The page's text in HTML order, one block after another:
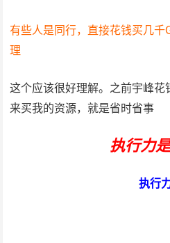
有些人是同行，直接花钱买几
理
这个应该很好理解。之前宇峰花
来买我的资源，就是省时省事
执行力
执行